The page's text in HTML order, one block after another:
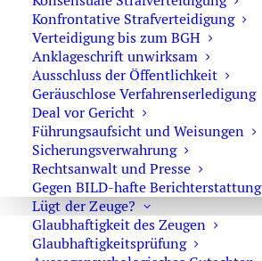
Konfrontative Strafverteidigung
Verteidigung bis zum BGH
Anklageschrift unwirksam
Ausschluss der Öffentlichkeit
Geräuschlose Verfahrenserledigung
Deal vor Gericht
Führungsaufsicht und Weisungen
Sicherungsverwahrung
Rechtsanwalt und Presse
Gegen BILD-hafte Berichterstattung
Lügt der Zeuge?
Glaubhaftigkeit des Zeugen
Glaubhaftigkeitsprüfung
BEITRÄGE AUS „NEWS“
Mord
Kinderpornographische Schriften
Big Data Analyse